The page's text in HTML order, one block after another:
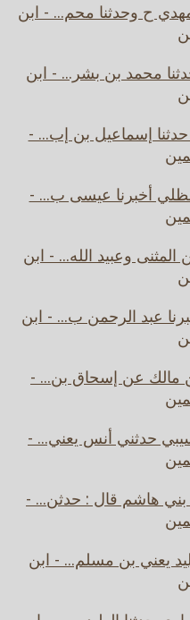
ح وحدثنا محم... - ابن
محمد بن بشر... - ابن
إسماعيل بن إب... -
أخبرنا عيسى ب... -
وعبيد الله... - ابن
عبد الرحمن ب... - ابن
مالك عن إسحاق بن... -
حدثني أنس يعني... -
هاشم قال : حدثن... -
يعني بن مسلم... - ابن